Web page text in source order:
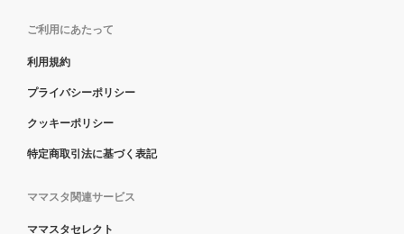
ご利用にあたって
利用規約
プライバシーポリシー
クッキーポリシー
特定商取引法に基づく表記
ママスタ関連サービス
ママスタセレクト